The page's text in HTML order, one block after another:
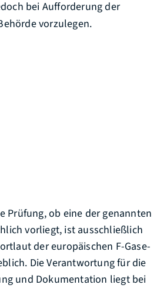
bei Aufforderung der
vorzulegen.
Prüfung, ob eine der genannten
vorliegt, ist ausschließlich
der europäischen F-Gase-
Die Verantwortung für die
und Dokumentation liegt bei